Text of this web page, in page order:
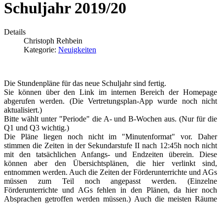
Schuljahr 2019/20
Details
Christoph Rehbein
Kategorie: Neuigkeiten
Die Stundenpläne für das neue Schuljahr sind fertig.
Sie können über den Link im internen Bereich der Homepage
abgerufen werden. (Die Vertretungsplan-App wurde noch nicht
aktualisiert.)
Bitte wählt unter "Periode" die A- und B-Wochen aus. (Nur für die
Q1 und Q3 wichtig.)
Die Pläne liegen noch nicht im "Minutenformat" vor. Daher
stimmen die Zeiten in der Sekundarstufe II nach 12:45h noch nicht
mit den tatsächlichen Anfangs- und Endzeiten überein. Diese
können aber den Übersichtsplänen, die hier verlinkt sind,
entnommen werden. Auch die Zeiten der Förderunterrichte und AGs
müssen zum Teil noch angepasst werden. (Einzelne
Förderunterrichte und AGs fehlen in den Plänen, da hier noch
Absprachen getroffen werden müssen.) Auch die meisten Räume